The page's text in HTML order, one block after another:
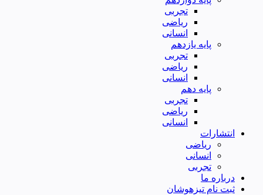
تجربی
ریاضی
انسانی
پایه یازدهم
تجربی
ریاضی
انسانی
پایه دهم
تجربی
ریاضی
انسانی
انتشارات
ریاضی
انسانی
تجربی
درباره ما
ثبت نام تیزهوشان